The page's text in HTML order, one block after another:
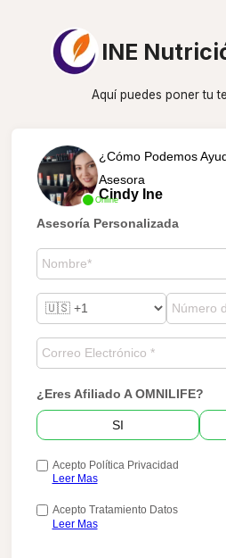
INE
Aquí puedes poner tu
Online
¿Cómo Podemos
Asesora
Cindy Ine
Asesoría Personalizada
¿Eres Afiliado A OMNILIFE?
SI
Acepto Política Privacidad
Leer Mas
Acepto Tratamiento Datos
Leer Mas